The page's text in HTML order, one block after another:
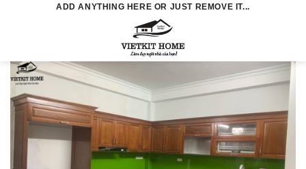
ADD ANYTHING HERE OR JUST REMOVE IT...